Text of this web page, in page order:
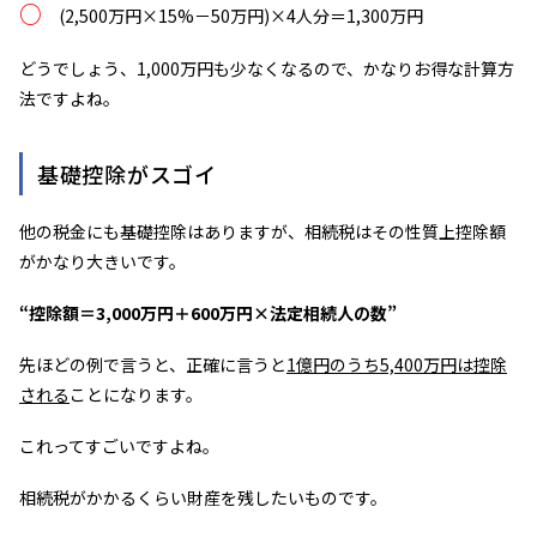
○ (2,500万円×15%－50万円)×4人分＝1,300万円
どうでしょう、1,000万円も少なくなるので、かなりお得な計算方
法ですよね。
基礎控除がスゴイ
他の税金にも基礎控除はありますが、相続税はその性質上控除額
がかなり大きいです。
“控除額＝3,000万円＋600万円×法定相続人の数”
先ほどの例で言うと、正確に言うと1億円のうち5,400万円は控除
される ことになります。
これってすごいですよね。
相続税がかかるくらい財産を残したいものです。